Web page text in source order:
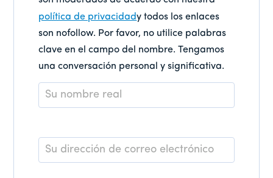
política de privacidady todos los enlaces
son nofollow. Por favor, no utilice palabras
clave en el campo del nombre. Tengamos
una conversación personal y significativa.
Nombre
*
Correo
electrónico